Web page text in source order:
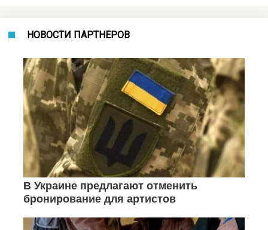
НОВОСТИ ПАРТНЕРОВ